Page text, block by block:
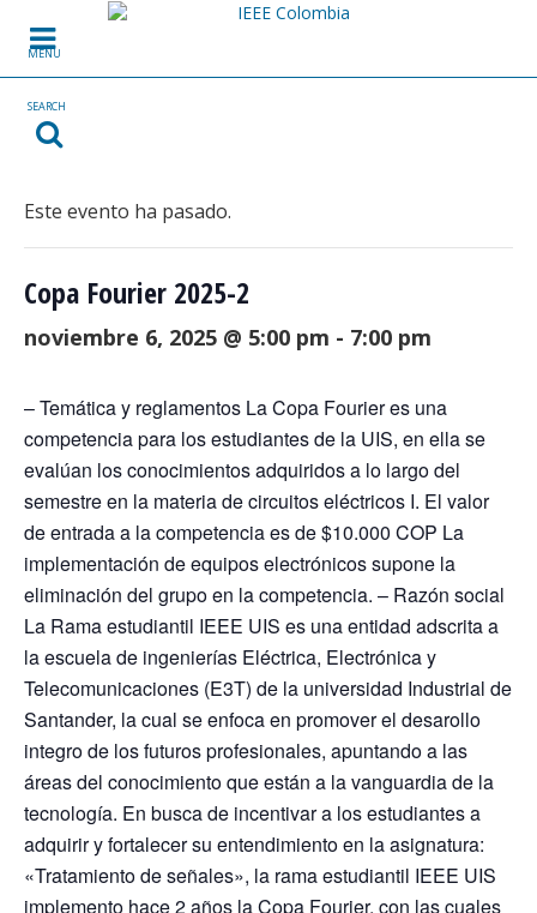
Skip to content
MENU
SEARCH
Este evento ha pasado.
Copa Fourier 2025-2
noviembre 6, 2025 @ 5:00 pm - 7:00 pm
– Temática y reglamentos La Copa Fourier es una
competencia para los estudiantes de la UIS, en ella se
evalúan los conocimientos adquiridos a lo largo del
semestre en la materia de circuitos eléctricos I. El valor
de entrada a la competencia es de $10.000 COP La
implementación de equipos electrónicos supone la
eliminación del grupo en la competencia. – Razón social
La Rama estudiantil IEEE UIS es una entidad adscrita a
la escuela de ingenierías Eléctrica, Electrónica y
Telecomunicaciones (E3T) de la universidad Industrial de
Santander, la cual se enfoca en promover el desarollo
integro de los futuros profesionales, apuntando a las
áreas del conocimiento que están a la vanguardia de la
tecnología. En busca de incentivar a los estudiantes a
adquirir y fortalecer su entendimiento en la asignatura:
«Tratamiento de señales», la rama estudiantil IEEE UIS
implemento hace 2 años la Copa Fourier, con las cuales